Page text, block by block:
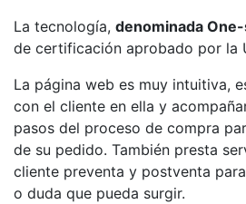
La tecnología, denominada
de certificación aprobado por la
La página web es muy intuitiva,
con el cliente en ella y
pasos del proceso de compra
de su pedido. También presta
cliente preventa y postventa
o duda que pueda surgir.